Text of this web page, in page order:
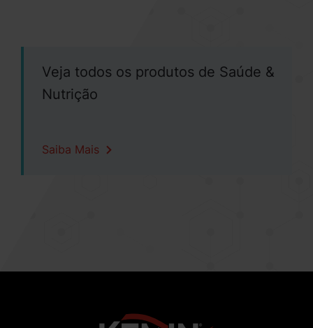
Veja todos os produtos de Saúde &
Nutrição
Saiba Mais